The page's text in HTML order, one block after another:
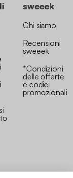
sweeek
Chi siamo
Recensioni
sweeek
*Condizioni
delle offerte
e codici
promozionali